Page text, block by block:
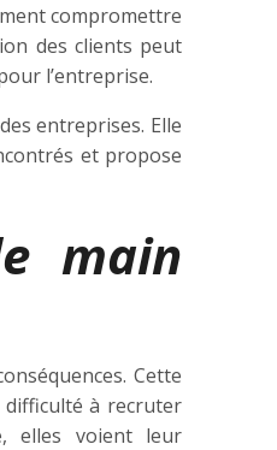
compromettre
des clients peut
l’entreprise.
entreprises. Elle
et propose
main
Cette
à recruter
elles voient leur